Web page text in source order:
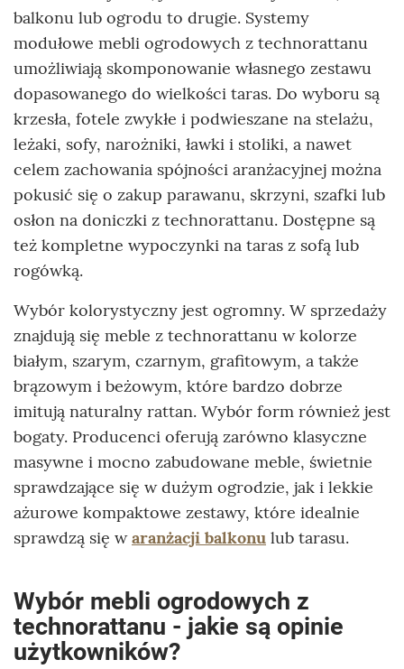
balkonu lub ogrodu to drugie. Systemy
modułowe mebli ogrodowych z technorattanu
umożliwiają skomponowanie własnego zestawu
dopasowanego do wielkości taras. Do wyboru są
krzesła, fotele zwykłe i podwieszane na stelażu,
leżaki, sofy, narożniki, ławki i stoliki, a nawet
celem zachowania spójności aranżacyjnej można
pokusić się o zakup parawanu, skrzyni, szafki lub
osłon na doniczki z technorattanu. Dostępne są
też kompletne wypoczynki na taras z sofą lub
rogówką.
Wybór kolorystyczny jest ogromny. W sprzedaży
znajdują się meble z technorattanu w kolorze
białym, szarym, czarnym, grafitowym, a także
brązowym i beżowym, które bardzo dobrze
imitują naturalny rattan. Wybór form również jest
bogaty. Producenci oferują zarówno klasyczne
masywne i mocno zabudowane meble, świetnie
sprawdzające się w dużym ogrodzie, jak i lekkie
ażurowe kompaktowe zestawy, które idealnie
sprawdzą się waranżacji balkonu lub tarasu.
Wybór mebli ogrodowych z
technorattanu - jakie są opinie
użytkowników?